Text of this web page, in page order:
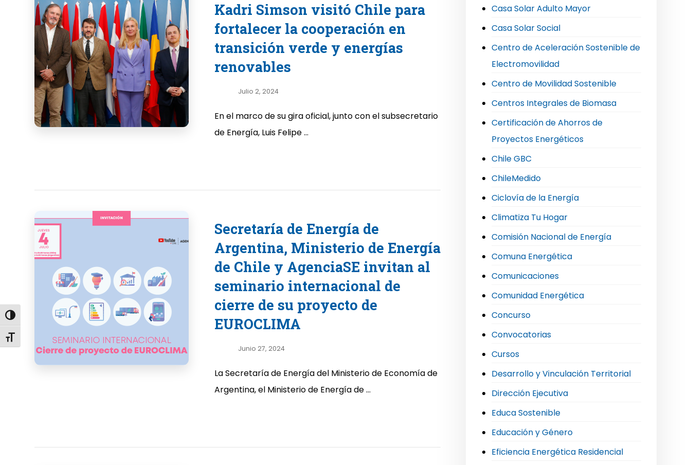
Alternar alto contraste
Alternar tamaño de letra
Kadri Simson visitó Chile para
fortalecer la cooperación en
transición verde y energías
renovables
Julio 2, 2024
En el marco de su gira oficial, junto con el subsecretario
de Energía, Luis Felipe ...
Secretaría de Energía de
Argentina, Ministerio de Energía
de Chile y AgenciaSE invitan al
seminario internacional de
cierre de su proyecto de
EUROCLIMA
Junio 27, 2024
La Secretaría de Energía del Ministerio de Economía de
Argentina, el Ministerio de Energía de ...
Casa Solar Adulto Mayor
Casa Solar Social
Centro de Aceleración Sostenible de
Electromovilidad
Centro de Movilidad Sostenible
Centros Integrales de Biomasa
Certificación de Ahorros de
Proyectos Energéticos
Chile GBC
ChileMedido
Ciclovía de la Energía
Climatiza Tu Hogar
Comisión Nacional de Energía
Comuna Energética
Comunicaciones
Comunidad Energética
Concurso
Convocatorias
Cursos
Desarrollo y Vinculación Territorial
Dirección Ejecutiva
Educa Sostenible
Educación y Género
Eficiencia Energética Residencial